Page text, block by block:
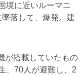
境に近いルーマニ
落して、爆発。建
が搭載していたもの
、70人が避難し、2